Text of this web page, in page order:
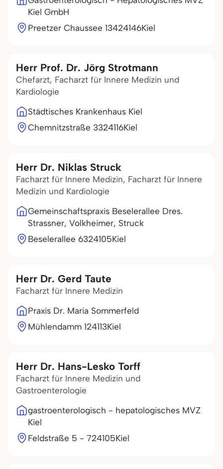
Kiel GmbH
Preetzer Chaussee 13424146Kiel
Herr Prof. Dr. Jörg Strotmann
Chefarzt, Facharzt für Innere Medizin und
Kardiologie
Städtisches Krankenhaus Kiel
Chemnitzstraße 3324116Kiel
Herr Dr. Niklas Struck
Facharzt für Innere Medizin, Facharzt für Innere
Medizin und Kardiologie
Gemeinschaftspraxis Beselerallee Dres.
Strassner, Volkheimer, Struck
Beselerallee 6324105Kiel
Herr Dr. Gerd Taute
Facharzt für Innere Medizin
Praxis Dr. Maria Sommerfeld
Mühlendamm 124113Kiel
Herr Dr. Hans-Lesko Torff
Facharzt für Innere Medizin und
Gastroenterologie
gastroenterologisch - hepatologisches MVZ
Kiel
Feldstraße 5 - 724105Kiel